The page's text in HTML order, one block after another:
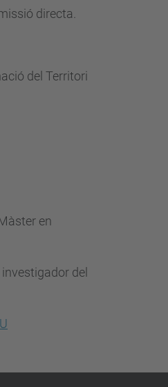
directa.
del Territori
en
del